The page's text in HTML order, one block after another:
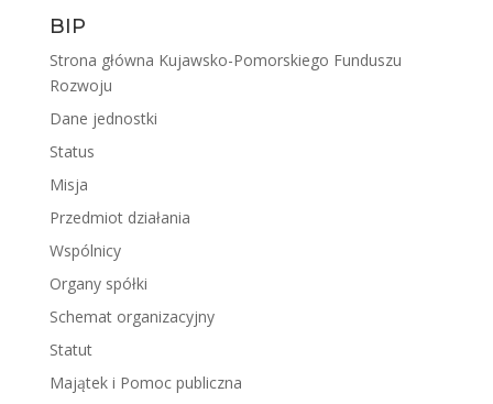
BIP
Strona główna Kujawsko-Pomorskiego Funduszu
Rozwoju
Dane jednostki
Status
Misja
Przedmiot działania
Wspólnicy
Organy spółki
Schemat organizacyjny
Statut
Majątek i Pomoc publiczna